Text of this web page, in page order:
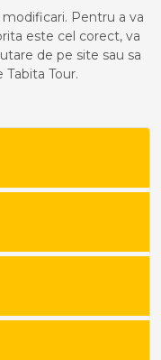
Pentru a va
este cel corect, va
de pe site sau sa
Tour.